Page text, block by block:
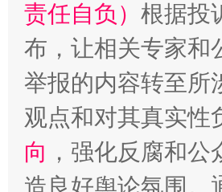
责任自负） 根据投
布，让相关专家和
举报的内容转至所
观点和对其真实性
向 ，强化反腐和
造良好舆论氛围。